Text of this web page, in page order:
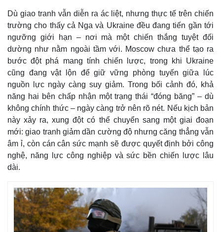
Giá cà phê
Dù giao tranh vẫn diễn ra ác liệt, nhưng thực tế trên chiến
trường cho thấy cả Nga và Ukraine đều đang tiến gần tới
ngưỡng giới hạn – nơi mà một chiến thắng tuyệt đối
dường như nằm ngoài tầm với. Moscow chưa thể tạo ra
bước đột phá mang tính chiến lược, trong khi Ukraine
cũng đang vật lộn để giữ vững phòng tuyến giữa lúc
nguồn lực ngày càng suy giảm. Trong bối cảnh đó, khả
năng hai bên chấp nhận một trạng thái “đóng băng” – dù
không chính thức – ngày càng trở nên rõ nét. Nếu kịch bản
này xảy ra, xung đột có thể chuyển sang một giai đoạn
mới: giao tranh giảm dần cường độ nhưng căng thẳng vẫn
âm ỉ, còn cán cân sức mạnh sẽ được quyết định bởi công
nghệ, năng lực công nghiệp và sức bền chiến lược lâu
dài.